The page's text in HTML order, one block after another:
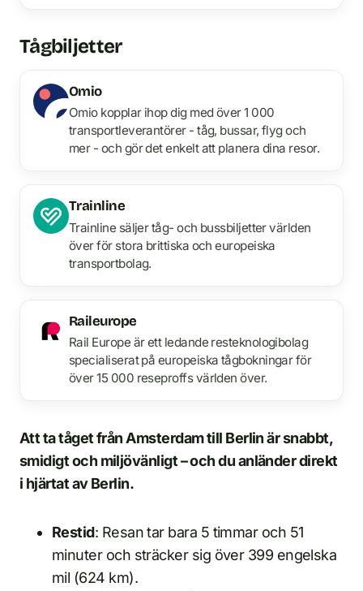
Tågbiljetter
Omio
Omio kopplar ihop dig med över 1 000
transportleverantörer - tåg, bussar, flyg och
mer - och gör det enkelt att planera dina resor.
Trainline
Trainline säljer tåg- och bussbiljetter världen
över för stora brittiska och europeiska
transportbolag.
Raileurope
Rail Europe är ett ledande resteknologibolag
specialiserat på europeiska tågbokningar för
över 15 000 reseproffs världen över.
Att ta tåget från Amsterdam till Berlin är snabbt,
smidigt och miljövänligt – och du anländer direkt
i hjärtat av Berlin.
Restid: Resan tar bara 5 timmar och 51
minuter och sträcker sig över 399 engelska
mil (624 km).